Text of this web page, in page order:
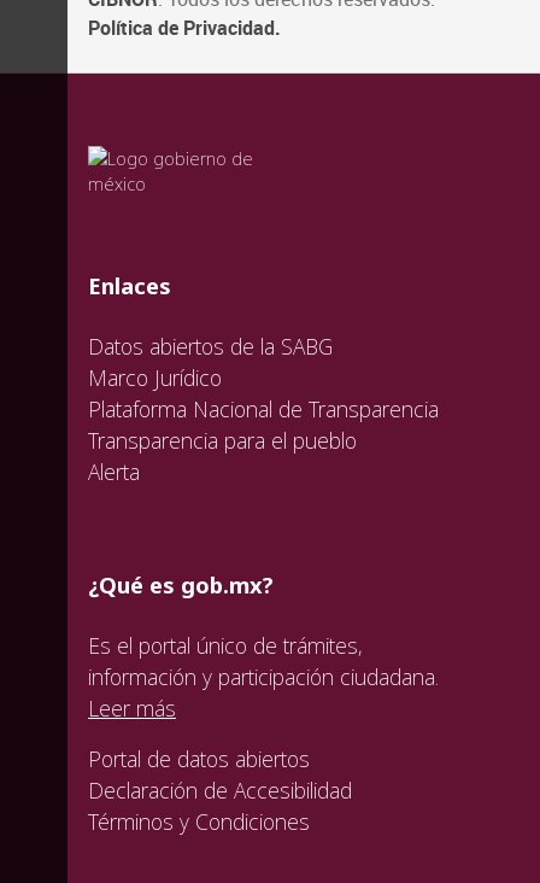
Política de Privacidad.
valida
valida
valida
Enlaces
Datos abiertos de la SABG
Marco Jurídico
Plataforma Nacional de Transparencia
Transparencia para el pueblo
Alerta
¿Qué es gob.mx?
Es el portal único de trámites,
información y participación ciudadana.
Leer más
Portal de datos abiertos
Declaración de Accesibilidad
Términos y Condiciones